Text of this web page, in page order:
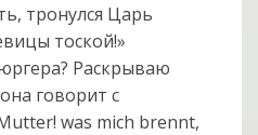
тронулся Царь
тоской!»
Раскрываю
говорит с
was mich brennt,